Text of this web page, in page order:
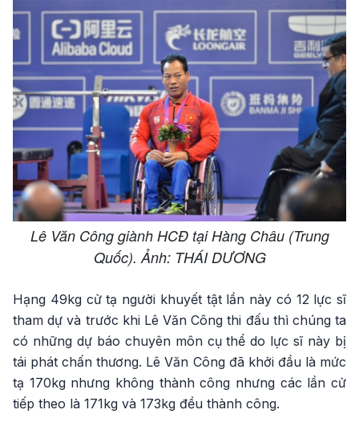
Lê Văn Công giành HCĐ tại Hàng Châu (Trung
Quốc). Ảnh: THÁI DƯƠNG
Hạng 49kg cử tạ người khuyết tật lần này có 12 lực sĩ
tham dự và trước khi Lê Văn Công thi đấu thì chúng ta
có những dự báo chuyên môn cụ thể do lực sĩ này bị
tái phát chấn thương. Lê Văn Công đã khởi đầu là mức
tạ 170kg nhưng không thành công nhưng các lần cử
tiếp theo là 171kg và 173kg đều thành công.